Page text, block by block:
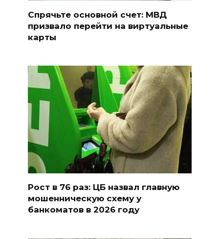
Спрячьте основной счет: МВД
призвало перейти на виртуальные
карты
Рост в 76 раз: ЦБ назвал главную
мошенническую схему у
банкоматов в 2026 году